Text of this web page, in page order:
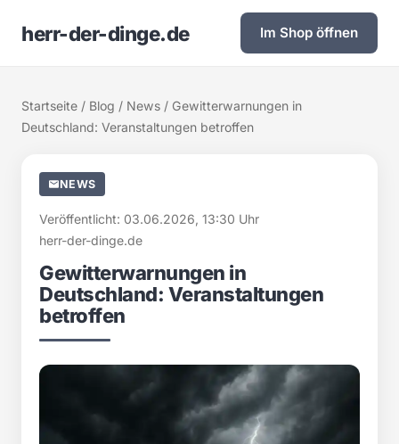
herr-der-dinge.de Im Shop öffnen
Startseite / Blog / News / Gewitterwarnungen in
Deutschland: Veranstaltungen betroffen
NEWS
Veröffentlicht: 03.06.2026, 13:30 Uhr
herr-der-dinge.de
Gewitterwarnungen in
Deutschland: Veranstaltungen
betroffen